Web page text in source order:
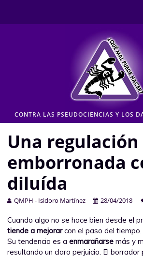
Pseudociencia en medios
Pseudociencia institucional
CONTACTO
Moderación de comentarios
Aviso legal y Política de privacidad
CONTRA LAS PSEUDOCIENCIAS Y LOS
Una regulación
emborronada
diluída
QMPH - Isidoro Martínez 28/04/2018
Cuando algo no se hace bien desde el
tiende a mejorarcon el paso del
Su tendencia es a enmarañarse más y
resultando un claro perjuicio. El borrador